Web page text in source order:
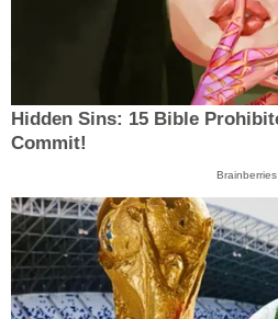
Hidden Sins: 15 Bible
Commit!
Brainberries